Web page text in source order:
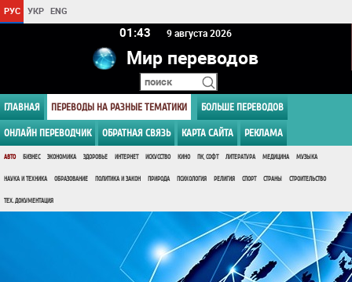
РУС УКР ENG
01 43 9 августа 2026
Мир переводов
ГЛАВНАЯ ПЕРЕВОДЫ НА РАЗНЫЕ ТЕМАТИКИ БОЛЬШЕ ПЕРЕВОДОВ
ОНЛАЙН ПЕРЕВОДЧИК ОБРАТНАЯ СВЯЗЬ КАРТА САЙТА РЕКЛАМА
АВТО БИЗНЕС ЭКОНОМИКА ЗДОРОВЬЕ ИНТЕРНЕТ ИСКУССТВО КИНО ПК, СОФТ ЛИТЕРАТУРА МЕДИЦИНА МУЗЫКА
НАУКА И ТЕХНИКА ОБРАЗОВАНИЕ ПОЛИТИКА И ЗАКОН ПРИРОДА ПСИХОЛОГИЯ РЕЛИГИЯ СПОРТ СТРАНЫ СТРОИТЕЛЬСТВО
ТЕХ. ДОКУМЕНТАЦИЯ